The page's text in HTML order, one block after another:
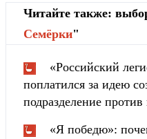
Читайте также:
Cемёрки"
«Российский
поплатился за идею
подразделение против
«Я победю»: